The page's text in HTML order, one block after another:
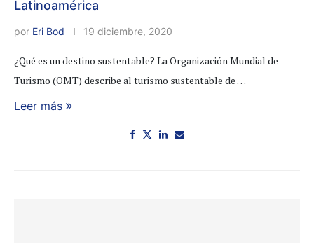
Latinoamérica
por Eri Bod 19 diciembre, 2020
¿Qué es un destino sustentable? La Organización Mundial de
Turismo (OMT) describe al turismo sustentable de …
Leer más